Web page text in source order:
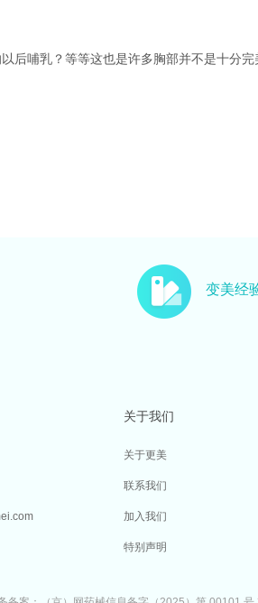
后哺乳？等等这也是许多胸部并不是十分
变美经
关于我们
关于更美
联系我们
加入我们
特别声明